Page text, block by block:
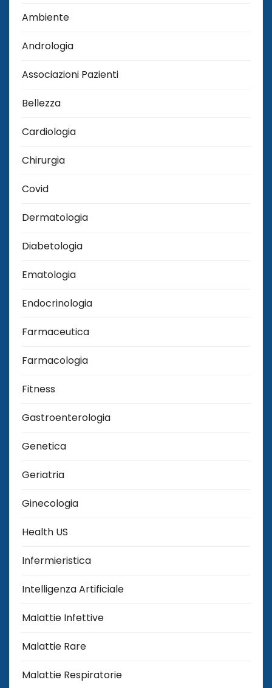
Ambiente
Andrologia
Associazioni Pazienti
Bellezza
Cardiologia
Chirurgia
Covid
Dermatologia
Diabetologia
Ematologia
Endocrinologia
Farmaceutica
Farmacologia
Fitness
Gastroenterologia
Genetica
Geriatria
Ginecologia
Health US
Infermieristica
Intelligenza Artificiale
Malattie Infettive
Malattie Rare
Malattie Respiratorie